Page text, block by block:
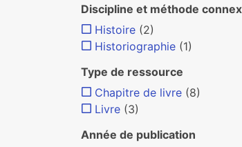
Discipline et méthode
Histoire (2)
Historiographie (1)
Type de ressource
Chapitre de livre (8)
Livre (3)
Année de publication